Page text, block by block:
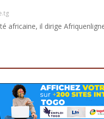
africaine, il dirige